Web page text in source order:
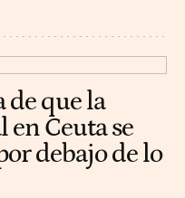
de que la
Ceuta se
debajo de lo